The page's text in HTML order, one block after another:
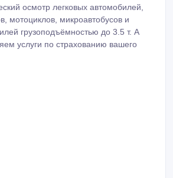
осмотр легковых автомобилей,
мотоциклов, микроавтобусов и
грузоподъёмностью до 3.5 т. А
услуги по страхованию вашего